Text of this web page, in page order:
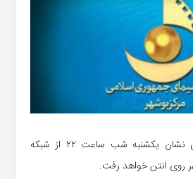
برنامه تخصصی فوتبالی نشان یکشنبه شب ساعت ۲۲ از شبکه
روی انتن خواهد رفت.